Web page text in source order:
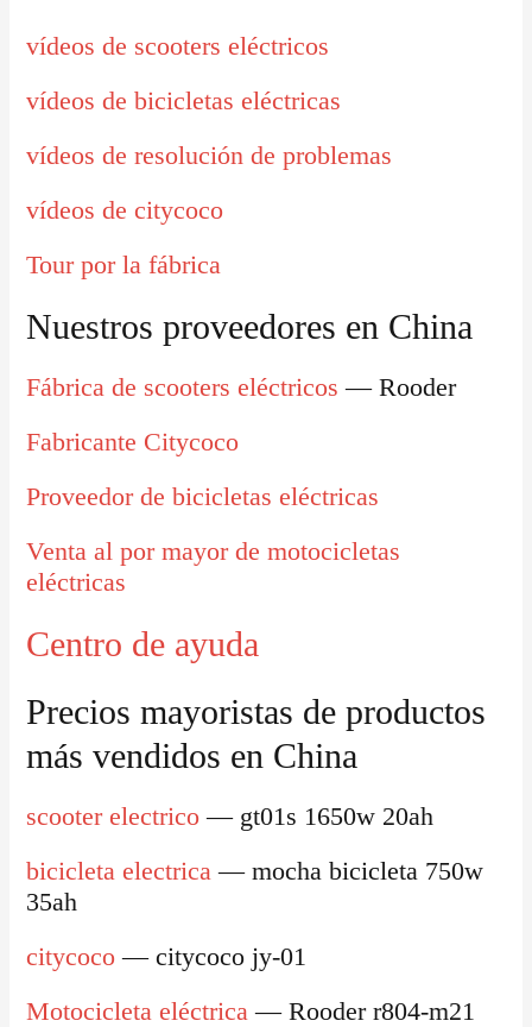
vídeos de scooters eléctricos
vídeos de bicicletas eléctricas
vídeos de resolución de problemas
vídeos de citycoco
Tour por la fábrica
Nuestros proveedores en China
Fábrica de scooters eléctricos — Rooder
Fabricante Citycoco
Proveedor de bicicletas eléctricas
Venta al por mayor de motocicletas
eléctricas
Centro de ayuda
Precios mayoristas de productos
más vendidos en China
scooter electrico — gt01s 1650w 20ah
bicicleta electrica — mocha bicicleta 750w
35ah
citycoco — citycoco jy-01
Motocicleta eléctrica — Rooder r804-m21